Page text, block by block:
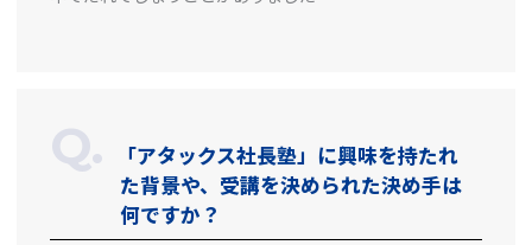
「アタックス社長塾」に興味を持たれ
た背景や、受講を決められた決め手は
何ですか？